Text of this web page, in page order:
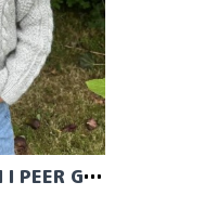
MOBY SWEATER MINI I PEER GYNT